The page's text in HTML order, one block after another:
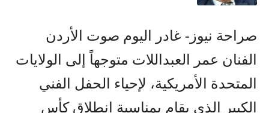
صراحة نيوز- غادر اليوم صوت الأردن
الفنان عمر العبداللات متوجهاً إلى الولايات
المتحدة الأمريكية، لإحياء الحفل الفني
الكبير الذي يقام بمناسبة انطلاق كأس